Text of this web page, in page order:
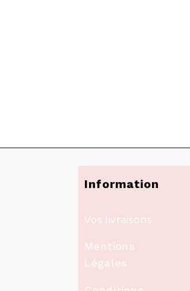
Information
Vos livraisons
Mentions
Légales